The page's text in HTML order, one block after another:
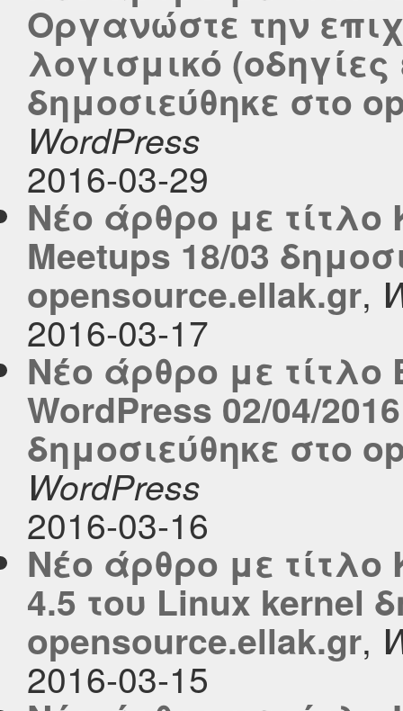
Οργανώστε την
λογισμικό
δημοσιεύθηκε στο
WordPress
2016-03-29
Νέο άρθρο με τίτλο
Meetups 18/03
opensource.ellak.gr,
2016-03-17
Νέο άρθρο με
WordPress 02/04/
δημοσιεύθηκε στο
WordPress
2016-03-16
Νέο άρθρο με
4.5 του Linux kernel
opensource.ellak.gr,
2016-03-15